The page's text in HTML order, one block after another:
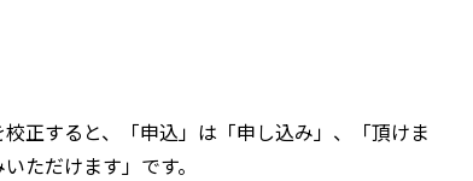
正すると、「申込」は「申し込み」、「頂けま
ただけます」です。